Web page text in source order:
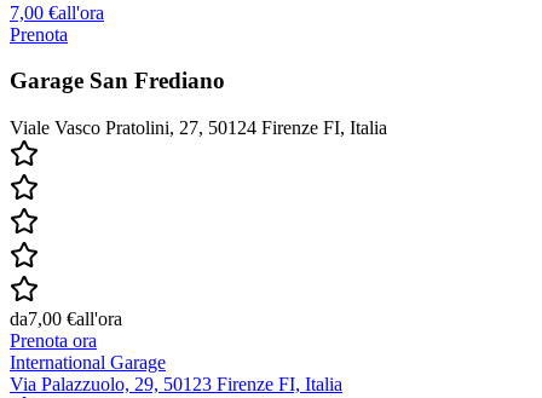
7,00 €all'ora
Prenota
Garage San Frediano
Viale Vasco Pratolini, 27, 50124 Firenze FI, Italia
da7,00 €all'ora
Prenota ora
International Garage
Via Palazzuolo, 29, 50123 Firenze FI, Italia